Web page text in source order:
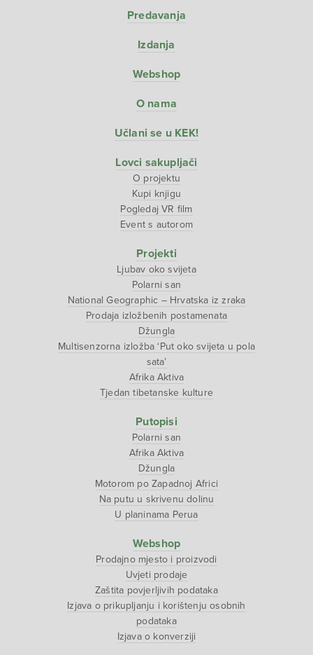
Predavanja
Izdanja
Webshop
O nama
Učlani se u KEK!
Lovci sakupljači
O projektu
Kupi knjigu
Pogledaj VR film
Event s autorom
Projekti
Ljubav oko svijeta
Polarni san
National Geographic – Hrvatska iz zraka
Prodaja izložbenih postamenata
Džungla
Multisenzorna izložba ‘Put oko svijeta u pola
sata’
Afrika Aktiva
Tjedan tibetanske kulture
Putopisi
Polarni san
Afrika Aktiva
Džungla
Motorom po Zapadnoj Africi
Na putu u skrivenu dolinu
U planinama Perua
Webshop
Prodajno mjesto i proizvodi
Uvjeti prodaje
Zaštita povjerljivih podataka
Izjava o prikupljanju i korištenju osobnih
podataka
Izjava o konverziji